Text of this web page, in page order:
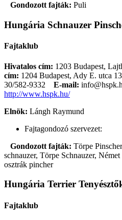
Gondozott fajták: Puli
Hungária Schnauzer
Fajtaklub
Hivatalos cím: 1203 Budapest,
cím: 1204 Budapest, Ady E. utca
30/582-9332
E-mail:
http://www.hspk.hu/
Elnök: Lángh Raymund
Fajtagondozó szervezet:
Gondozott fajták: Törpe
schnauzer, Törpe Schnauzer,
osztrák pincher
Hungária Terrier
Fajtaklub